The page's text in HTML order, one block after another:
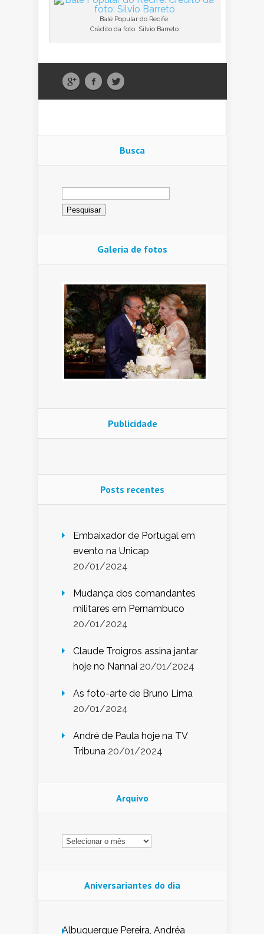
Balé Popular do Recife.
Crédito da foto: Silvio Barreto
Busca
Pesquisar
por:
Galeria de fotos
Publicidade
Posts recentes
Embaixador de Portugal em
evento na Unicap
20/01/2024
Mudança dos comandantes
militares em Pernambuco
20/01/2024
Claude Troigros assina jantar
hoje no Nannai 20/01/2024
As foto-arte de Bruno Lima
20/01/2024
André de Paula hoje na TV
Tribuna 20/01/2024
Arquivo
Arquivo
Aniversariantes do dia
Albuquerque Pereira, Andréa